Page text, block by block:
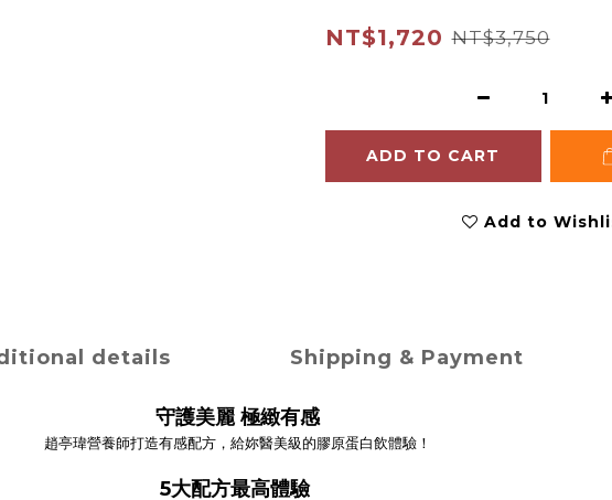
NT$1,720 NT$3,750
ADD TO CART
Add to
details Shipping & Payment
守護美麗 極緻有感
趙亭瑋營養師打造有感配方，給妳醫美級的膠原蛋白飲體驗！
5大配方最高體驗